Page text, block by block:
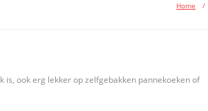
Home /
ook erg lekker op zelfgebakken pannekoeken of